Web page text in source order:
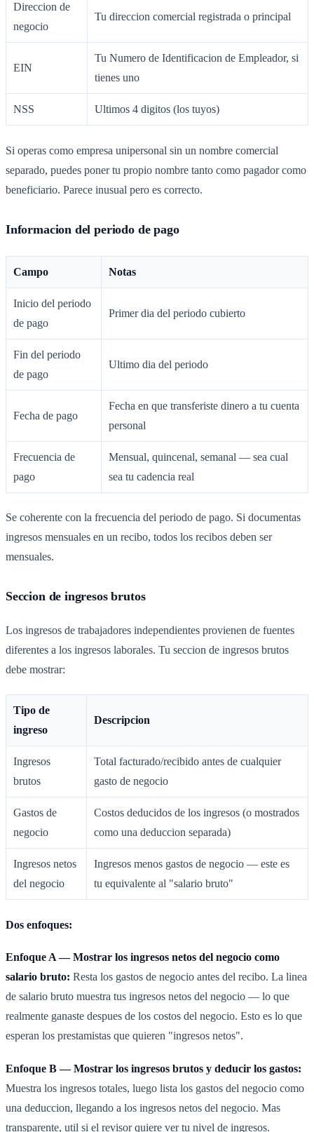
Direccion de
negocio
Tu direccion comercial registrada o principal
EIN
Tu Numero de Identificacion de Empleador, si
tienes uno
NSS Ultimos 4 digitos (los tuyos)
Si operas como empresa unipersonal sin un nombre comercial
separado, puedes poner tu propio nombre tanto como pagador como
beneficiario. Parece inusual pero es correcto.
Informacion del periodo de pago
Campo Notas
Inicio del periodo
de pago
Primer dia del periodo cubierto
Fin del periodo
de pago
Ultimo dia del periodo
Fecha de pago
Fecha en que transferiste dinero a tu cuenta
personal
Frecuencia de
pago
Mensual, quincenal, semanal — sea cual
sea tu cadencia real
Se coherente con la frecuencia del periodo de pago. Si documentas
ingresos mensuales en un recibo, todos los recibos deben ser
mensuales.
Seccion de ingresos brutos
Los ingresos de trabajadores independientes provienen de fuentes
diferentes a los ingresos laborales. Tu seccion de ingresos brutos
debe mostrar:
Tipo de
ingreso
Descripcion
Ingresos
brutos
Total facturado/recibido antes de cualquier
gasto de negocio
Gastos de
negocio
Costos deducidos de los ingresos (o mostrados
como una deduccion separada)
Ingresos netos
del negocio
Ingresos menos gastos de negocio — este es
tu equivalente al "salario bruto"
Dos enfoques:
Enfoque A — Mostrar los ingresos netos del negocio como
salario bruto: Resta los gastos de negocio antes del recibo. La linea
de salario bruto muestra tus ingresos netos del negocio — lo que
realmente ganaste despues de los costos del negocio. Esto es lo que
esperan los prestamistas que quieren "ingresos netos".
Enfoque B — Mostrar los ingresos brutos y deducir los gastos:
Muestra los ingresos totales, luego lista los gastos del negocio como
una deduccion, llegando a los ingresos netos del negocio. Mas
transparente, util si el revisor quiere ver tu nivel de ingresos.